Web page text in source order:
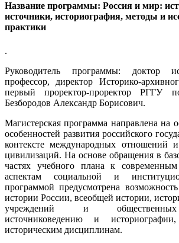
Название программы: Россия и мир:
источники, историография, методы и
практики
.
Руководитель программы: доктор
профессор, директор Историко-
первый проректор-проректор РГГУ
Безбородов Александр Борисович.
Магистерская программа направлена на
особенностей развития российского
контексте международных отношений
цивилизаций. На основе обращения в
частях учебного плана к современным
аспектам социальной и
программой предусмотрена
истории России, всеобщей истории,
учреждений и общественных
источниковедению и
историческим дисциплинам.